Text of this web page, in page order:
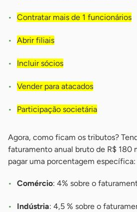
Contratar mais de 1 funcionários
Abrir filiais
Incluir sócios
Vender para atacados
Participação societária
Agora, como ficam os tributos?
faturamento anual bruto de R$ 180
pagar uma porcentagem específica:
Comércio: 4% sobre o
Indústria: 4,5 % sobre o